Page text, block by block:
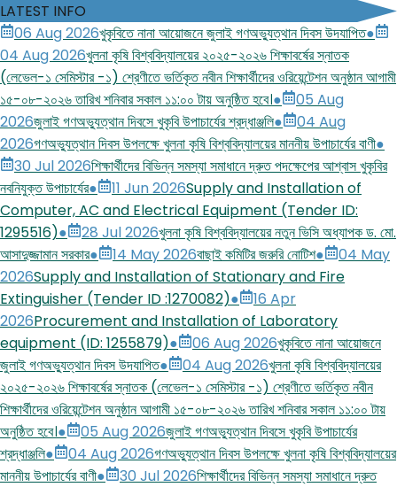
LATEST INFO
06 Aug 2026খুকৃবিতে নানা আয়োজনে জুলাই গণঅভ্যুত্থান দিবস উদযাপিত●
04 Aug 2026খুলনা কৃষি বিশ্ববিদ্যালয়ের ২০২৫-২০২৬ শিক্ষাবর্ষের স্নাতক
(লেভেল-১ সেমিস্টার -১) শ্রেণীতে ভর্তিকৃত নবীন শিক্ষার্থীদের ওরিয়েন্টেশন অনুষ্ঠান আগামী
১৫-০৮-২০২৬ তারিখ শনিবার সকাল ১১:০০ টায় অনুষ্ঠিত হবে।●
05 Aug
2026জুলাই গণঅভ্যুত্থান দিবসে খুকৃবি উপাচার্যের শ্রদ্ধাঞ্জলি●
04 Aug
2026গণঅভ্যুত্থান দিবস উপলক্ষে খুলনা কৃষি বিশ্ববিদ্যালয়ের মাননীয় উপাচার্যের বাণী●
30 Jul 2026শিক্ষার্থীদের বিভিন্ন সমস্যা সমাধানে দ্রুত পদক্ষেপের আশ্বাস খুকৃবির
নবনিযুক্ত উপাচার্যের● 11 Jun 2026Supply and Installation of
Computer, AC and Electrical Equipment (Tender ID:
1295516)● 28 Jul 2026খুলনা কৃষি বিশ্ববিদ্যালয়ের নতুন ভিসি অধ্যাপক ড. মো.
আসাদুজ্জামান সরকার● 14 May 2026বাছাই কমিটির জরুরি নোটিশ●
04 May
2026Supply and Installation of Stationary and Fire
Extinguisher (Tender ID :1270082)●
16 Apr
2026Procurement and Installation of Laboratory
equipment (ID: 1255879)● 06 Aug 2026খুকৃবিতে নানা আয়োজনে
জুলাই গণঅভ্যুত্থান দিবস উদযাপিত● 04 Aug 2026খুলনা কৃষি বিশ্ববিদ্যালয়ের
২০২৫-২০২৬ শিক্ষাবর্ষের স্নাতক (লেভেল-১ সেমিস্টার -১) শ্রেণীতে ভর্তিকৃত নবীন
শিক্ষার্থীদের ওরিয়েন্টেশন অনুষ্ঠান আগামী ১৫-০৮-২০২৬ তারিখ শনিবার সকাল ১১:০০ টায়
অনুষ্ঠিত হবে।● 05 Aug 2026জুলাই গণঅভ্যুত্থান দিবসে খুকৃবি উপাচার্যের
শ্রদ্ধাঞ্জলি● 04 Aug 2026গণঅভ্যুত্থান দিবস উপলক্ষে খুলনা কৃষি বিশ্ববিদ্যালয়ের
মাননীয় উপাচার্যের বাণী● 30 Jul 2026শিক্ষার্থীদের বিভিন্ন সমস্যা সমাধানে দ্রুত